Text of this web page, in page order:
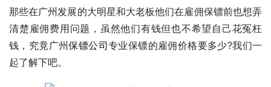
那些在广州发展的大明星和大老板他们在雇佣保镖前也想弄
清楚雇佣费用问题，虽然他们有钱但也不希望自己花冤枉
钱，究竟广州保镖公司专业保镖的雇佣价格要多少?我们一
起了解下吧。